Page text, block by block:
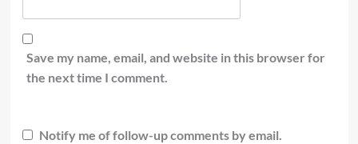
Save my name, email, and website in this browser for
the next time I comment.
Notify me of follow-up comments by email.